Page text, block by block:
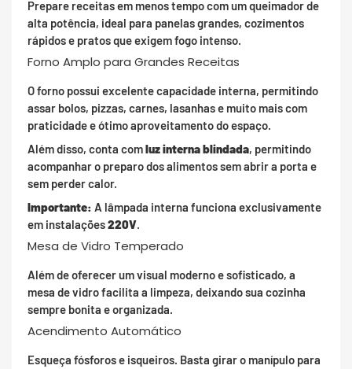
Prepare receitas em menos tempo com um queimador de
alta potência, ideal para panelas grandes, cozimentos
rápidos e pratos que exigem fogo intenso.
Forno Amplo para Grandes Receitas
O forno possui excelente capacidade interna, permitindo
assar bolos, pizzas, carnes, lasanhas e muito mais com
praticidade e ótimo aproveitamento do espaço.
Além disso, conta comluz interna blindada, permitindo
acompanhar o preparo dos alimentos sem abrir a porta e
sem perder calor.
Importante: A lâmpada interna funciona exclusivamente
em instalações220V.
Mesa de Vidro Temperado
Além de oferecer um visual moderno e sofisticado, a
mesa de vidro facilita a limpeza, deixando sua cozinha
sempre bonita e organizada.
Acendimento Automático
Esqueça fósforos e isqueiros. Basta girar o manípulo para